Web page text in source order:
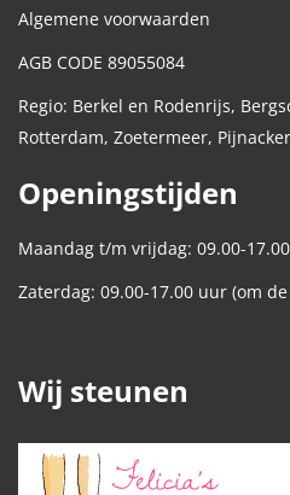
Algemene voorwaarden
AGB CODE 89055084
Regio: Berkel en Rodenrijs,
Rotterdam, Zoetermeer,
Openingstijden
Maandag t/m vrijdag: 09.00-
Zaterdag: 09.00-17.00 uur (om
Wij steunen